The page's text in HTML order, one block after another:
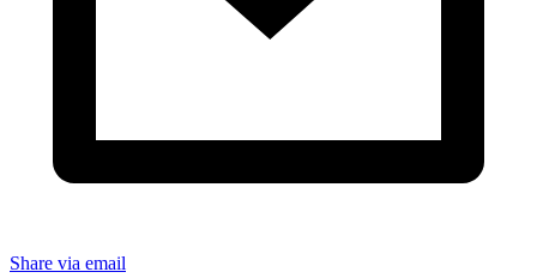
Share via email